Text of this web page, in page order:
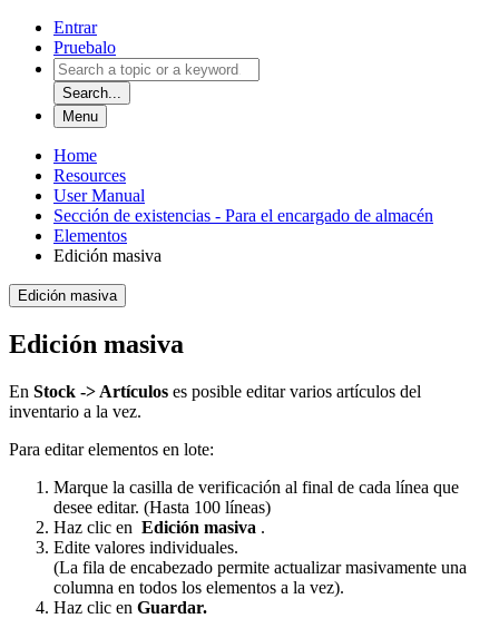
Entrar
Pruebalo
Search...
Menu
Home
Resources
User Manual
Sección de existencias - Para el encargado de almacén
Elementos
Edición masiva
Edición masiva
Edición masiva
En Stock -> Artículos es posible editar varios artículos del
inventario a la vez.
Para editar elementos en lote:
Marque la casilla de verificación al final de cada línea que
desee editar. (Hasta 100 líneas)
Haz clic en Edición masiva .
Edite valores individuales.
(La fila de encabezado permite actualizar masivamente una
columna en todos los elementos a la vez).
Haz clic en Guardar.